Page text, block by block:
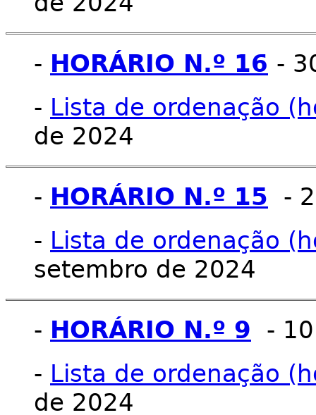
- HORÁRIO N.º 16 -
- Lista de ordenação
de 2024
- HORÁRIO N.º 15 -
- Lista de ordenação
setembro de 2024
- HORÁRIO N.º 9 -
- Lista de ordenação
de 2024